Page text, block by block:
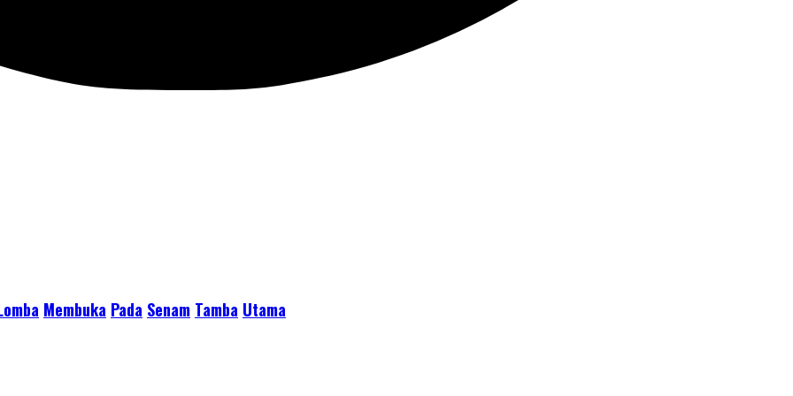
Membuka Pada Senam Tamba Utama